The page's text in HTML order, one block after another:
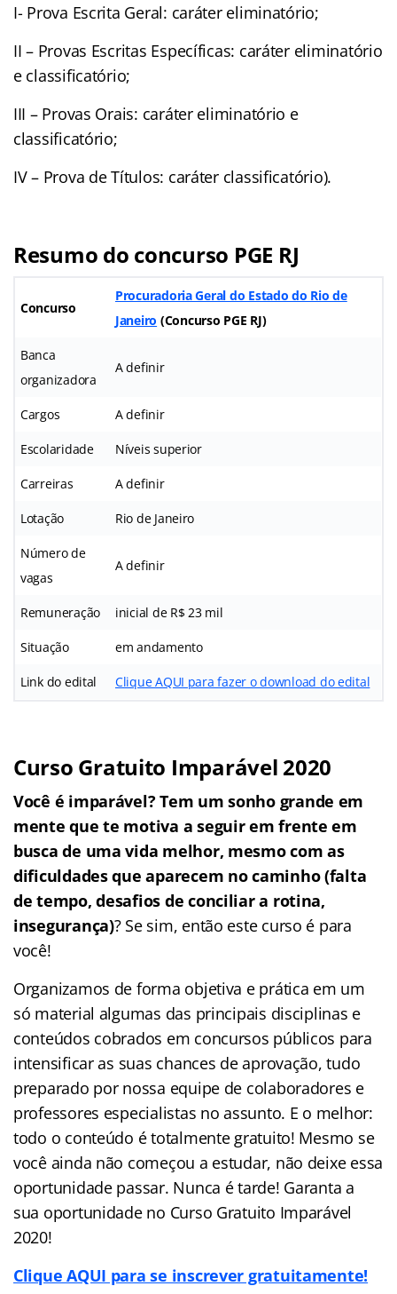
I- Prova Escrita Geral: caráter eliminatório;
II – Provas Escritas Específicas: caráter eliminatório
e classificatório;
III – Provas Orais: caráter eliminatório e
classificatório;
IV – Prova de Títulos: caráter classificatório).
Resumo do concurso PGE RJ
Concurso
Procuradoria Geral do Estado do Rio de
Janeiro (Concurso PGE RJ)
Banca
organizadora
A definir
Cargos A definir
Escolaridade Níveis superior
Carreiras A definir
Lotação Rio de Janeiro
Número de
vagas
A definir
Remuneração inicial de R$ 23 mil
Situação em andamento
Link do edital Clique AQUI para fazer o download do edital
Curso Gratuito Imparável 2020
Você é imparável? Tem um sonho grande em
mente que te motiva a seguir em frente em
busca de uma vida melhor, mesmo com as
dificuldades que aparecem no caminho (falta
de tempo, desafios de conciliar a rotina,
insegurança)? Se sim, então este curso é para
você!
Organizamos de forma objetiva e prática em um
só material algumas das principais disciplinas e
conteúdos cobrados em concursos públicos para
intensificar as suas chances de aprovação, tudo
preparado por nossa equipe de colaboradores e
professores especialistas no assunto. E o melhor:
todo o conteúdo é totalmente gratuito! Mesmo se
você ainda não começou a estudar, não deixe essa
oportunidade passar. Nunca é tarde! Garanta a
sua oportunidade no Curso Gratuito Imparável
2020!
Clique AQUI para se inscrever gratuitamente!